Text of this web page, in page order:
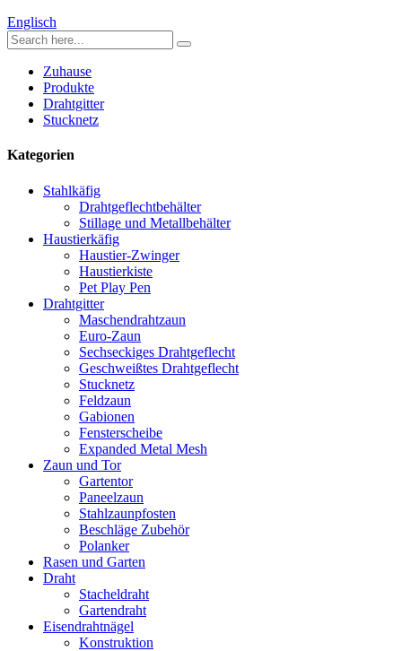
Englisch
Zuhause
Produkte
Drahtgitter
Stucknetz
Kategorien
Stahlkäfig
Drahtgeflechtbehälter
Stillage und Metallbehälter
Haustierkäfig
Haustier-Zwinger
Haustierkiste
Pet Play Pen
Drahtgitter
Maschendrahtzaun
Euro-Zaun
Sechseckiges Drahtgeflecht
Geschweißtes Drahtgeflecht
Stucknetz
Feldzaun
Gabionen
Fensterscheibe
Expanded Metal Mesh
Zaun und Tor
Gartentor
Paneelzaun
Stahlzaunpfosten
Beschläge Zubehör
Polanker
Rasen und Garten
Draht
Stacheldraht
Gartendraht
Eisendrahtnägel
Konstruktion